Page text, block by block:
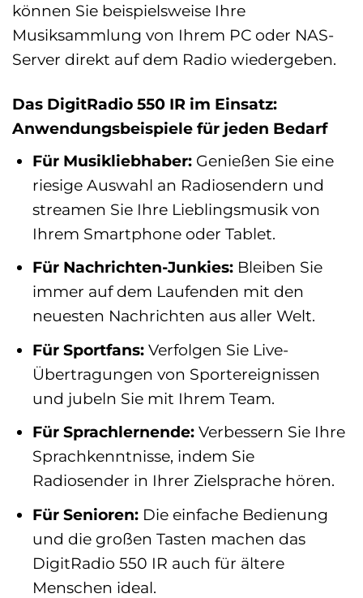
können Sie beispielsweise Ihre
Musiksammlung von Ihrem PC oder NAS-
Server direkt auf dem Radio wiedergeben.
Das DigitRadio 550 IR im Einsatz:
Anwendungsbeispiele für jeden Bedarf
Für Musikliebhaber:Genießen Sie eine
riesige Auswahl an Radiosendern und
streamen Sie Ihre Lieblingsmusik von
Ihrem Smartphone oder Tablet.
Für Nachrichten-Junkies:Bleiben Sie
immer auf dem Laufenden mit den
neuesten Nachrichten aus aller Welt.
Für Sportfans:Verfolgen Sie Live-
Übertragungen von Sportereignissen
und jubeln Sie mit Ihrem Team.
Für Sprachlernende:Verbessern Sie Ihre
Sprachkenntnisse, indem Sie
Radiosender in Ihrer Zielsprache hören.
Für Senioren:Die einfache Bedienung
und die großen Tasten machen das
DigitRadio 550 IR auch für ältere
Menschen ideal.